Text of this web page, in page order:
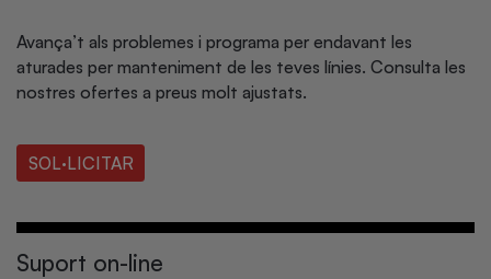
Avança’t als problemes i programa per endavant les
aturades per manteniment de les teves línies. Consulta les
nostres ofertes a preus molt ajustats.
SOL·LICITAR
Suport on-line